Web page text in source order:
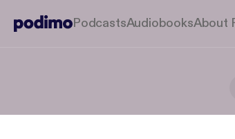
PodcastsAudiobooksAbout